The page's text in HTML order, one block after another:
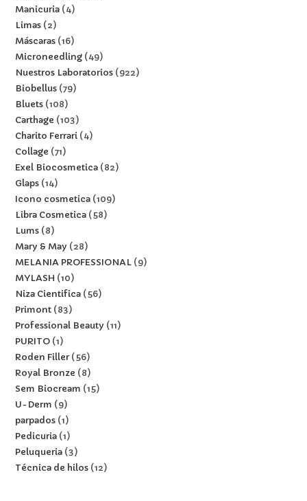
Manicuria 4
Limas 2
Máscaras 16
Microneedling 49
Nuestros Laboratorios 922
Biobellus 79
Bluets 108
Carthage
103
Charito Ferrari 4
Collage
71
Exel Biocosmetica 82
Glaps 14
Icono cosmetica 109
Libra Cosmetica 58
Lums 8
Mary & May
28
MELANIA PROFESSIONAL 9
MYLASH
10
Niza Cientifica 56
Primont 83
Professional Beauty
11
PURITO 1
Roden Filler 56
Royal Bronze
8
Sem Biocream
15
U-Derm
9
parpados 1
Pedicuria 1
Peluqueria 3
Técnica de hilos 12